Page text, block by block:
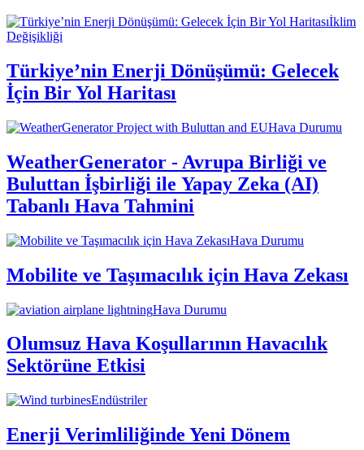
İklim
Değişikliği
Türkiye’nin Enerji Dönüşümü: Gelecek
İçin Bir Yol Haritası
Hava Durumu
WeatherGenerator - Avrupa Birliği ve
Buluttan İşbirliği ile Yapay Zeka (AI)
Tabanlı Hava Tahmini
Hava Durumu
Mobilite ve Taşımacılık için Hava Zekası
Hava Durumu
Olumsuz Hava Koşullarının Havacılık
Sektörüne Etkisi
Endüstriler
Enerji Verimliliğinde Yeni Dönem